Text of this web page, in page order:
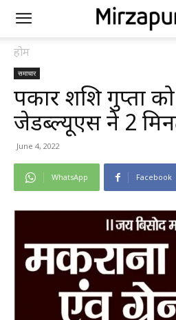
होम
समाचार
पत्रकार शशि गुप्ता
जेडब्ल्यूएस ने 2
June 4, 2022
WhatsApp Facebook